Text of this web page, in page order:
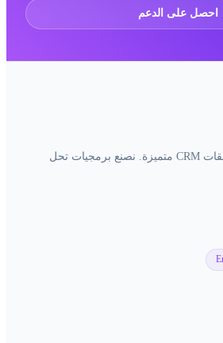
احصل على الدعم
وحدات وإضافات وملحقات CRM متميزة. نصنع برمجيات تحل